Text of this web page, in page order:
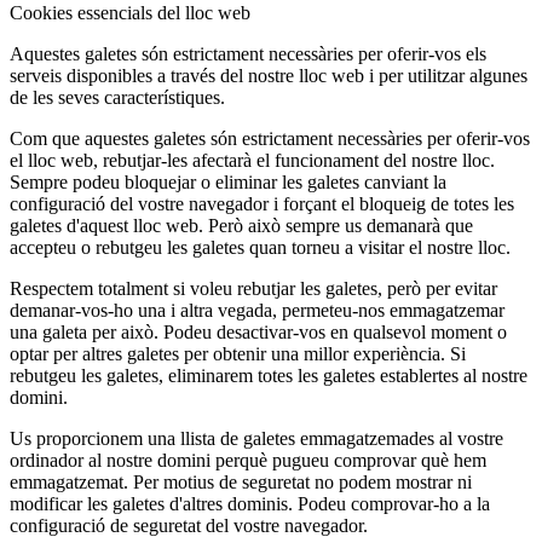
Cookies essencials del lloc web
Aquestes galetes són estrictament necessàries per oferir-vos els
serveis disponibles a través del nostre lloc web i per utilitzar algunes
de les seves característiques.
Com que aquestes galetes són estrictament necessàries per oferir-vos
el lloc web, rebutjar-les afectarà el funcionament del nostre lloc.
Sempre podeu bloquejar o eliminar les galetes canviant la
configuració del vostre navegador i forçant el bloqueig de totes les
galetes d'aquest lloc web. Però això sempre us demanarà que
accepteu o rebutgeu les galetes quan torneu a visitar el nostre lloc.
Respectem totalment si voleu rebutjar les galetes, però per evitar
demanar-vos-ho una i altra vegada, permeteu-nos emmagatzemar
una galeta per això. Podeu desactivar-vos en qualsevol moment o
optar per altres galetes per obtenir una millor experiència. Si
rebutgeu les galetes, eliminarem totes les galetes establertes al nostre
domini.
Us proporcionem una llista de galetes emmagatzemades al vostre
ordinador al nostre domini perquè pugueu comprovar què hem
emmagatzemat. Per motius de seguretat no podem mostrar ni
modificar les galetes d'altres dominis. Podeu comprovar-ho a la
configuració de seguretat del vostre navegador.